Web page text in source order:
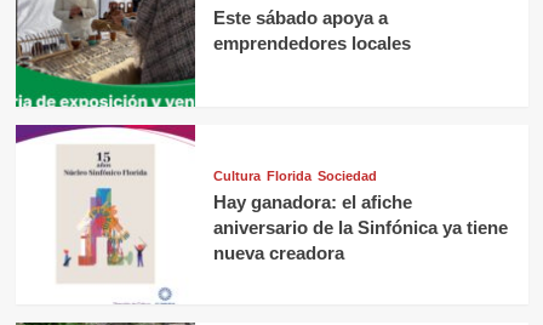
Este sábado apoya a
emprendedores locales
Cultura Florida Sociedad
Hay ganadora: el afiche
aniversario de la Sinfónica ya tiene
nueva creadora